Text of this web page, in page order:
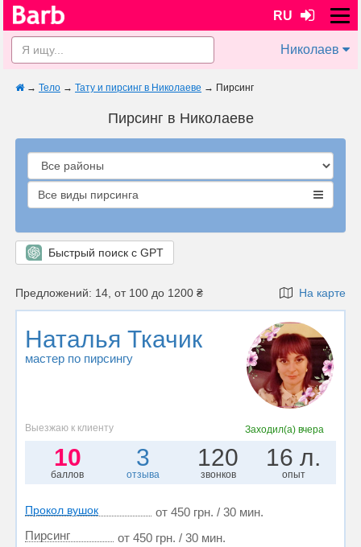
RU
Николаев
→ Тело → Тату и пирсинг в Николаеве → Пирсинг
Пирсинг в Николаеве
Все виды пирсинга
Быстрый поиск с GPT
Предложений: 14, от 100 до 1200 ₴ На карте
Наталья Ткачик
мастер по пирсингу
Выезжаю к клиенту Заходил(а) вчера
10
баллов
3
отзыва
120
звонков
16 л.
опыт
Прокол вушок
от 450 грн. / 30 мин.
Пирсинг
от 450 грн. / 30 мин.